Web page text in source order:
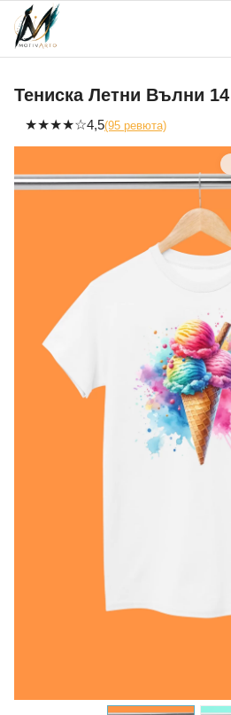
Skip
content
Тениска Летни Вълни 14
★★★★☆4,5(95 ревюта)